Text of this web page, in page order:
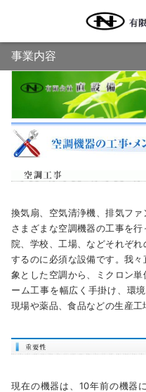
事業内容
換気扇、空気清浄機、排気ファ
さまざまな空調機器の工事を
院、学校、工場、などそれぞ
するのに必須な設備です。我
象とした空調から、ミクロン
ーム工事を幅広く手掛け、環
現場や薬品、食品などの生産工
現在の機器は、10年前の機器